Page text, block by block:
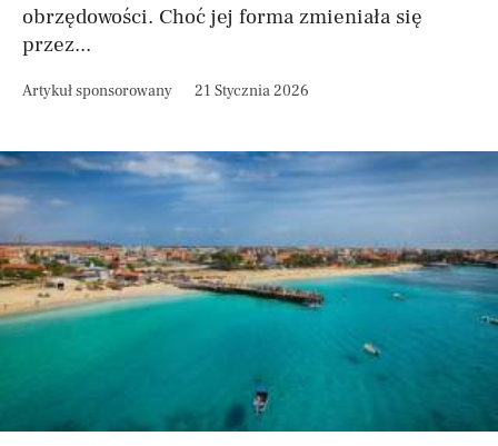
obrzędowości. Choć jej forma zmieniała się
przez...
Artykuł sponsorowany 21 Stycznia 2026